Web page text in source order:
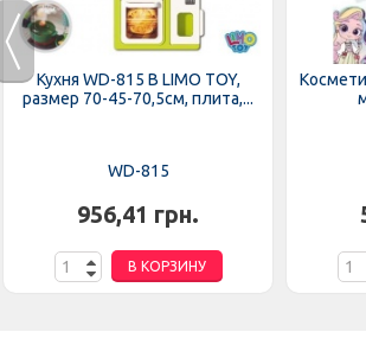
Кухня WD-815 B LIMO TOY,
размер 70-45-70,5см, плита,...
WD-815
956,41 грн.
В КОРЗИНУ